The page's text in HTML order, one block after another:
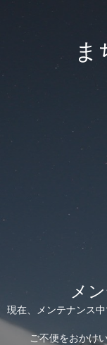
ま
メ
現在、メンテナンス
ご不便をおかけ